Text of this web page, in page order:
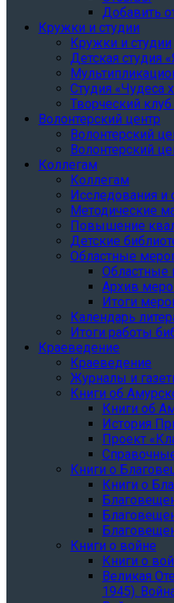
Добавить
Кружки и студии
Кружки и студии
Детская студия
Студия «Чудеса
Творческий
Волонтерский центр
Волонтерский
Волонтерский
Коллегам
Коллегам
Исследования и
Методические
Повышение
Детские
Областные
Областные
Архив
Итоги
Календарь
Итоги работы
Краеведение
Краеведение
Журналы и
Книги об
Книги об
История
Проект
Книги о
Книги о
Книги о войне
Книги о
Великая
1945).